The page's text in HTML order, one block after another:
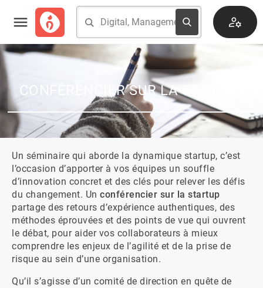
CONFÉRENCIER SUR LA STARTUP
Un séminaire qui aborde la dynamique startup, c’est
l’occasion d’apporter à vos équipes un souffle
d’innovation concret et des clés pour relever les défis
du changement. Un conférencier sur la startup
partage des retours d’expérience authentiques, des
méthodes éprouvées et des points de vue qui ouvrent
le débat, pour aider vos collaborateurs à mieux
comprendre les enjeux de l’agilité et de la prise de
risque au sein d’une organisation.
Qu’il s’agisse d’un comité de direction en quête de